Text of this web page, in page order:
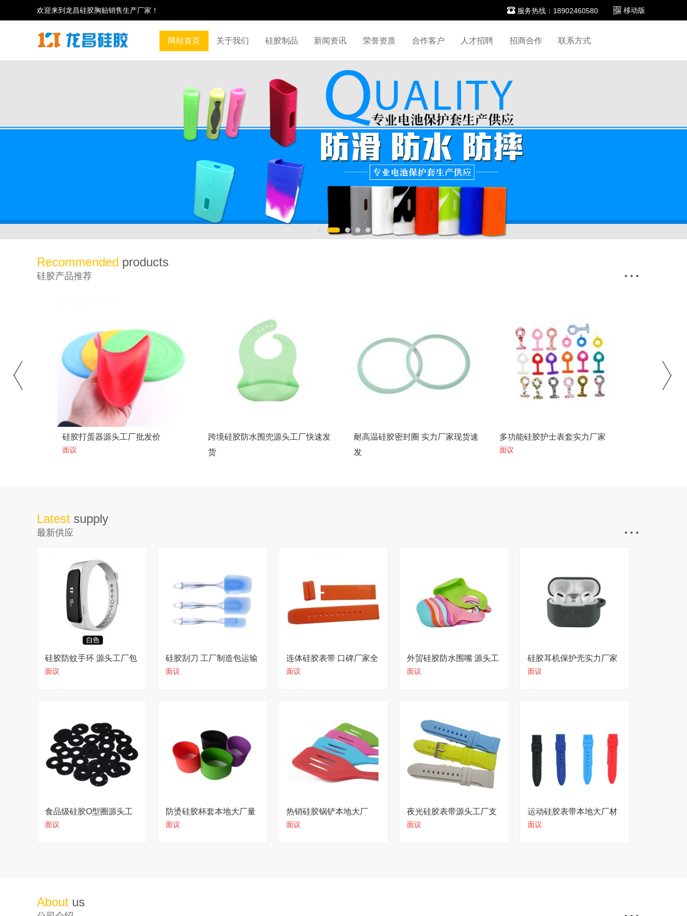
欢迎来到龙昌硅胶胸贴销售生产厂家！  服务热线：18902460580 移动版
网站首页 关于我们 硅胶制品 新闻资讯 荣誉资质 合作客户 人才招聘 招商合作 联系方式
Recommended products
硅胶产品推荐 ...
硅胶打蛋器源头工厂批发价
面议
跨境硅胶防水围兜源头工厂快速发
货
耐高温硅胶密封圈 实力厂家现货速
发
多功能硅胶护士表套实力厂家
面议
Latest supply
最新供应 ...
硅胶防蚊手环 源头工厂包
售后
面议
硅胶刮刀 工厂制造包运输
面议
连体硅胶表带 口碑厂家全
国发货
面议
外贸硅胶防水围嘴 源头工
厂支持定制
面议
硅胶耳机保护壳实力厂家
加急可做
面议
食品级硅胶O型圈源头工
厂
面议
防烫硅胶杯套本地大厂量
大从优
面议
热销硅胶锅铲本地大厂
面议
夜光硅胶表带源头工厂支
持定制
面议
运动硅胶表带本地大厂材
质扎实
面议
About us ...